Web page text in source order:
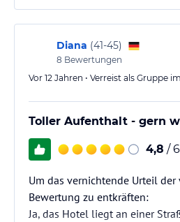
Küche. Gutes Preis-
Zuvorkommender Service. Ob
oder Informationen über die
Personal
hilft gerne weiter.
Diana (41-45)
8 Bewertungen
Vor 12 Jahren • Verreist als Gruppe
Toller Aufenthalt - gern
4,8 / 6
Um das vernichtende Urteil der
Bewertung zu entkräften:
Ja, das Hotel liegt an einer